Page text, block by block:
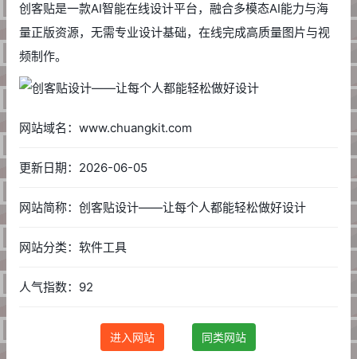
创客贴是一款AI智能在线设计平台，融合多模态AI能力与海
量正版资源，无需专业设计基础，在线完成高质量图片与视
频制作。
网站域名：www.chuangkit.com
更新日期：2026-06-05
网站简称：创客贴设计——让每个人都能轻松做好设计
网站分类：软件工具
人气指数：92
进入网站 同类网站